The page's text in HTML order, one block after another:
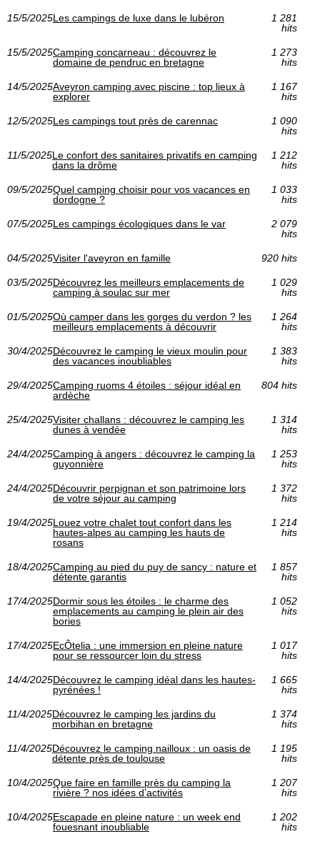
15/5/2025Les campings de luxe dans le lubéron
1 281
hits
15/5/2025Camping concarneau : découvrez le
domaine de pendruc en bretagne
1 273
hits
14/5/2025Aveyron camping avec piscine : top lieux à
explorer
1 167
hits
12/5/2025Les campings tout près de carennac
1 090
hits
11/5/2025Le confort des sanitaires privatifs en camping
dans la drôme
1 212
hits
09/5/2025Quel camping choisir pour vos vacances en
dordogne ?
1 033
hits
07/5/2025Les campings écologiques dans le var
2 079
hits
04/5/2025Visiter l'aveyron en famille 920 hits
03/5/2025Découvrez les meilleurs emplacements de
camping à soulac sur mer
1 029
hits
01/5/2025Où camper dans les gorges du verdon ? les
meilleurs emplacements à découvrir
1 264
hits
30/4/2025Découvrez le camping le vieux moulin pour
des vacances inoubliables
1 383
hits
29/4/2025Camping ruoms 4 étoiles : séjour idéal en
ardèche
804 hits
25/4/2025Visiter challans : découvrez le camping les
dunes à vendée
1 314
hits
24/4/2025Camping à angers : découvrez le camping la
guyonnière
1 253
hits
24/4/2025Découvrir perpignan et son patrimoine lors
de votre séjour au camping
1 372
hits
19/4/2025Louez votre chalet tout confort dans les
hautes-alpes au camping les hauts de
rosans
1 214
hits
18/4/2025Camping au pied du puy de sancy : nature et
détente garantis
1 857
hits
17/4/2025Dormir sous les étoiles : le charme des
emplacements au camping le plein air des
bories
1 052
hits
17/4/2025EcÔtelia : une immersion en pleine nature
pour se ressourcer loin du stress
1 017
hits
14/4/2025Découvrez le camping idéal dans les hautes-
pyrénées !
1 665
hits
11/4/2025Découvrez le camping les jardins du
morbihan en bretagne
1 374
hits
11/4/2025Découvrez le camping nailloux : un oasis de
détente près de toulouse
1 195
hits
10/4/2025Que faire en famille près du camping la
rivière ? nos idées d’activités
1 207
hits
10/4/2025Escapade en pleine nature : un week end
fouesnant inoubliable
1 202
hits